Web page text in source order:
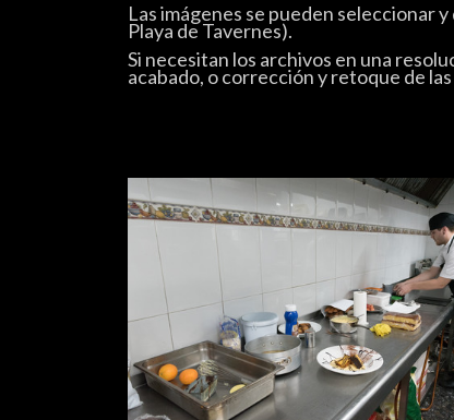
Las imágenes se pueden seleccionar
Playa de Tavernes).
Si necesitan los archivos en una
acabado, o corrección y retoque de
Desde 0,00 €